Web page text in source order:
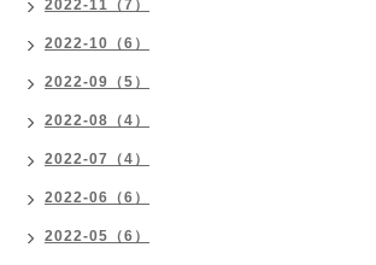
2022-11（7）
2022-10（6）
2022-09（5）
2022-08（4）
2022-07（4）
2022-06（6）
2022-05（6）